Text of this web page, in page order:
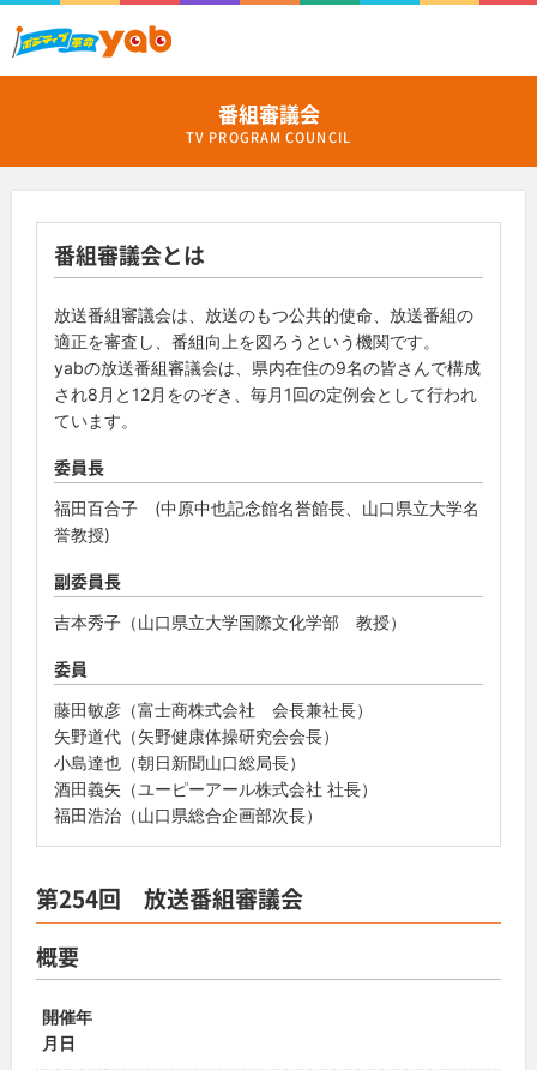
番組審議会
TV PROGRAM COUNCIL
番組審議会とは
放送番組審議会は、放送のもつ公共的使命、放送番組の
適正を審査し、番組向上を図ろうという機関です。
yabの放送番組審議会は、県内在住の9名の皆さんで構成
され8月と12月をのぞき、毎月1回の定例会として行われ
ています。
委員長
福田百合子 (中原中也記念館名誉館長、山口県立大学名
誉教授)
副委員長
吉本秀子（山口県立大学国際文化学部 教授）
委員
藤田敏彦（富士商株式会社 会長兼社長）
矢野道代（矢野健康体操研究会会長）
小島達也（朝日新聞山口総局長）
酒田義矢（ユーピーアール株式会社 社長）
福田浩治（山口県総合企画部次長）
第254回 放送番組審議会
概要
開催年
月日